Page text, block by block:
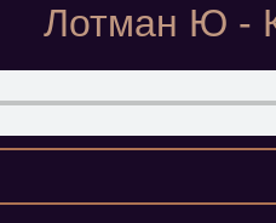
Лотман Ю -